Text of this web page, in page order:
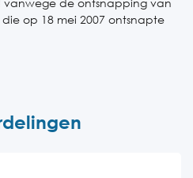
vanwege de ontsnapping van
die op 18 mei 2007 ontsnapte